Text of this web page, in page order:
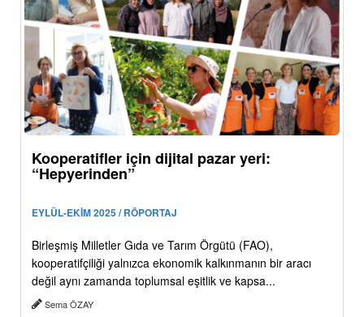
Kooperatifler için dijital pazar yeri:
“Hepyerinden”
EYLÜL-EKİM 2025 / RÖPORTAJ
Birleşmiş Milletler Gıda ve Tarım Örgütü (FAO),
kooperatifçiliği yalnızca ekonomik kalkınmanın bir aracı
değil aynı zamanda toplumsal eşitlik ve kapsa...
Sema ÖZAY